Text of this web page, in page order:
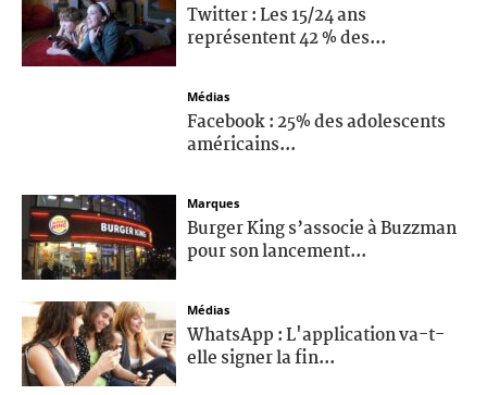
Twitter : Les 15/24 ans
représentent 42 % des...
Médias
Facebook : 25% des adolescents
américains...
Marques
Burger King s’associe à Buzzman
pour son lancement...
Médias
WhatsApp : L'application va-t-
elle signer la fin...